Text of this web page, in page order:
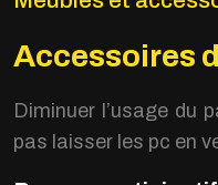
Accessoires
Diminuer l’usage du
pas laisser les pc en